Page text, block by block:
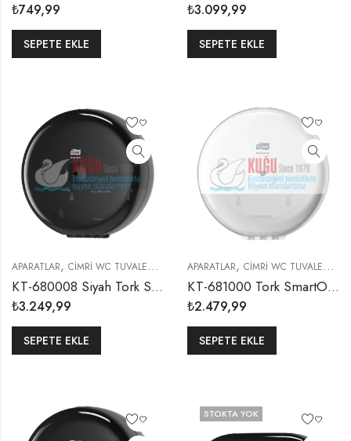
₺749,99
SEPETE EKLE
₺3.099,99
SEPETE EKLE
APARATLAR, CIMRI WC TUVALET KAĞITLIKLARI ,WC TUVALET KAĞITLIKLARI
KT-680008 Siyah Tork SmartOne® T8 Sistem Cimri İçten Çekmeli Maxi Tuvalet Kâğıdı Dispenseri
₺3.249,99
SEPETE EKLE
APARATLAR, CIMRI WC TUVALET KAĞITLIKLARI
KT-681000 Tork SmartOne® T9 Sistem Beyaz Mini Cimri İçten Çekmeli WC Tuvalet Kâğıdı Dispenseri
₺2.479,99
SEPETE EKLE
STOKTA YOK